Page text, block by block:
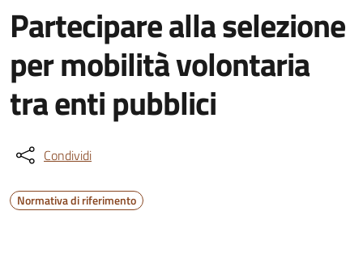
Partecipare alla selezione
per mobilità volontaria
tra enti pubblici
Condividi
Normativa di riferimento